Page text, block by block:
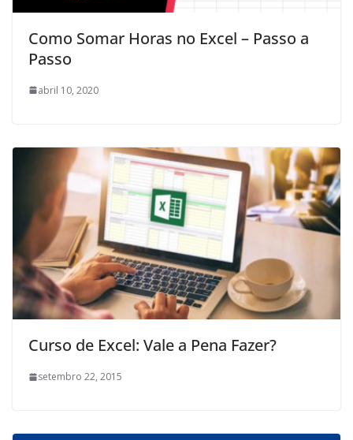
Como Somar Horas no Excel – Passo a
Passo
abril 10, 2020
Curso de Excel: Vale a Pena Fazer?
setembro 22, 2015